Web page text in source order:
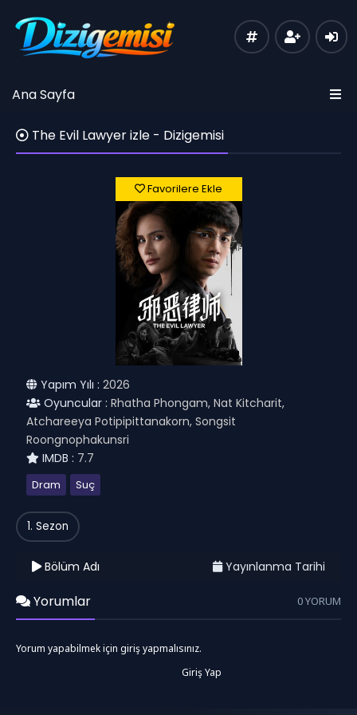
Ana Sayfa
The Evil Lawyer izle - Dizigemisi
Favorilere Ekle
Yapım Yılı : 2026
Oyuncular : Rhatha Phongam, Nat Kitcharit,
Atchareeya Potipipittanakorn, Songsit
Roongnophakunsri
IMDB : 7.7
Dram Suç
1. Sezon
Bölüm Adı Yayınlanma Tarihi
Yorumlar 0 YORUM
Yorum yapabilmek için giriş yapmalısınız.
Giriş Yap